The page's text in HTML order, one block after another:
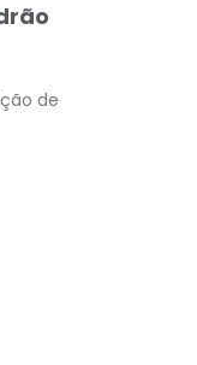
de